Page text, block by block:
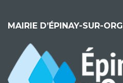
MAIRIE D’ÉPINAY-SUR-